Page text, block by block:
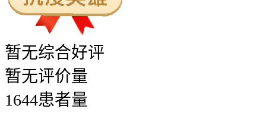
暂无综合好评
暂无评价量
1644患者量